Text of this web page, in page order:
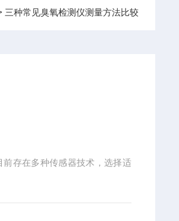
三种常见臭氧检测仪测量方法比较
存在多种传感器技术，选择适